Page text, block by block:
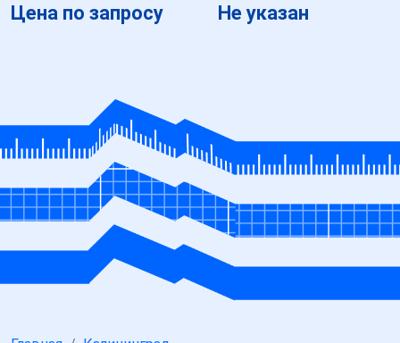
Цена по запросу Не указан